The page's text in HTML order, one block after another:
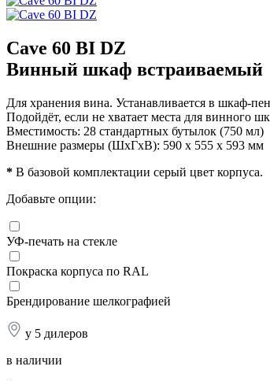
Cave 60 BI DZ
Винный шкаф встраиваемый
Для хранения вина. Устанавливается в шкаф-
Подойдёт, если не хватает места для винного
Вместимость: 28 стандартных бутылок (750 мл)
Внешние размеры (ШхГхВ): 590 x 555 x 593 мм
* В базовой комплектации серый цвет корпуса.
Добавьте опции:
УФ-печать на стекле
Покраска корпуса по RAL
Брендирование шелкографией
у 5 дилеров
в наличии